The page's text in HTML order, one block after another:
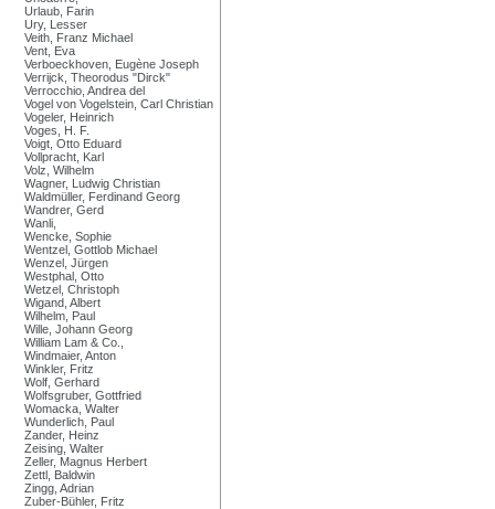
Urlaub, Farin
Ury, Lesser
Veith, Franz Michael
Vent, Eva
Verboeckhoven, Eugène Joseph
Verrijck, Theorodus "Dirck"
Verrocchio, Andrea del
Vogel von Vogelstein, Carl Christian
Vogeler, Heinrich
Voges, H. F.
Voigt, Otto Eduard
Vollpracht, Karl
Volz, Wilhelm
Wagner, Ludwig Christian
Waldmüller, Ferdinand Georg
Wandrer, Gerd
Wanli,
Wencke, Sophie
Wentzel, Gottlob Michael
Wenzel, Jürgen
Westphal, Otto
Wetzel, Christoph
Wigand, Albert
Wilhelm, Paul
Wille, Johann Georg
William Lam & Co.,
Windmaier, Anton
Winkler, Fritz
Wolf, Gerhard
Wolfsgruber, Gottfried
Womacka, Walter
Wunderlich, Paul
Zander, Heinz
Zeising, Walter
Zeller, Magnus Herbert
Zettl, Baldwin
Zingg, Adrian
Zuber-Bühler, Fritz